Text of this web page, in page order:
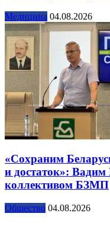
Медицина 04.08.2026
«Сохраним
и достаток»:
коллективом БЗМП
Общество 04.08.2026